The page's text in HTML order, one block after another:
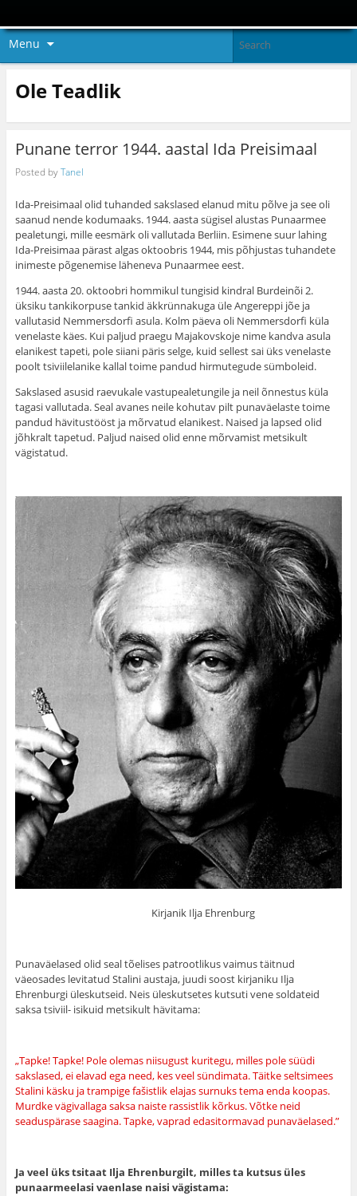
Menu
Ole Teadlik
Punane terror 1944. aastal Ida Preisimaal
Posted byTanel
Ida-Preisimaal olid tuhanded sakslased elanud mitu põlve ja see oli
saanud nende kodumaaks. 1944. aasta sügisel alustas Punaarmee
pealetungi, mille eesmärk oli vallutada Berliin. Esimene suur lahing
Ida-Preisimaa pärast algas oktoobris 1944, mis põhjustas tuhandete
inimeste põgenemise läheneva Punaarmee eest.
1944. aasta 20. oktoobri hommikul tungisid kindral Burdeinõi 2.
üksiku tankikorpuse tankid äkkrünnakuga üle Angereppi jõe ja
vallutasid Nemmersdorfi asula. Kolm päeva oli Nemmersdorfi küla
venelaste käes. Kui paljud praegu Majakovskoje nime kandva asula
elanikest tapeti, pole siiani päris selge, kuid sellest sai üks venelaste
poolt tsiviilelanike kallal toime pandud hirmutegude sümboleid.
Sakslased asusid raevukale vastupealetungile ja neil õnnestus küla
tagasi vallutada. Seal avanes neile kohutav pilt punaväelaste toime
pandud hävitustööst ja mõrvatud elanikest. Naised ja lapsed olid
jõhkralt tapetud. Paljud naised olid enne mõrvamist metsikult
vägistatud.
Kirjanik Ilja Ehrenburg
Punaväelased olid seal tõelises patrootlikus vaimus täitnud
väeosades levitatud Stalini austaja, juudi soost kirjaniku Ilja
Ehrenburgi üleskutseid. Neis üleskutsetes kutsuti vene soldateid
saksa tsiviil- isikuid metsikult hävitama:
„Tapke! Tapke! Pole olemas niisugust kuritegu, milles pole süüdi
sakslased, ei elavad ega need, kes veel sündimata. Täitke seltsimees
Stalini käsku ja trampige fašistlik elajas surnuks tema enda koopas.
Murdke vägivallaga saksa naiste rassistlik kõrkus. Võtke neid
seaduspärase saagina. Tapke, vaprad edasitormavad punaväelased.”
Ja veel üks tsitaat Ilja Ehrenburgilt, milles ta kutsus üles
punaarmeelasi vaenlase naisi vägistama: